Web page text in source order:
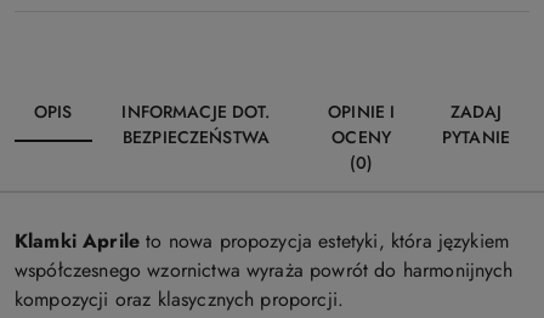
OPIS
INFORMACJE DOT.
BEZPIECZEŃSTWA
OPINIE I
OCENY
(0)
ZADAJ
PYTANIE
Klamki Aprile to nowa propozycja estetyki, która językiem
współczesnego wzornictwa wyraża powrót do harmonijnych
kompozycji oraz klasycznych proporcji.